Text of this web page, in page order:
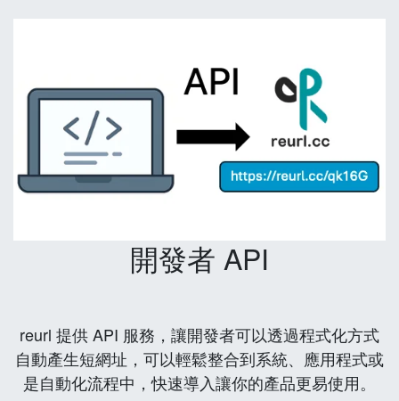
開發者 API
reurl 提供 API 服務，讓開發者可以透過程式化方式
自動產生短網址，可以輕鬆整合到系統、應用程式或
是自動化流程中，快速導入讓你的產品更易使用。